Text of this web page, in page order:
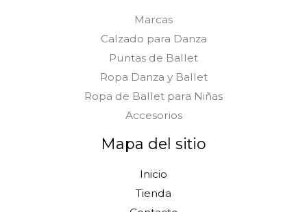
Marcas
Calzado para Danza
Puntas de Ballet
Ropa Danza y Ballet
Ropa de Ballet para Niñas
Accesorios
Mapa del sitio
Inicio
Tienda